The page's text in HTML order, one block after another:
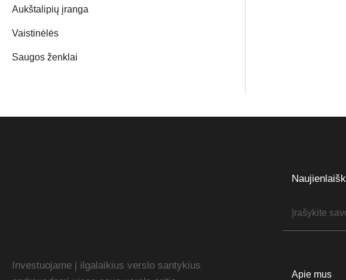
Aukštalipių įranga
Vaistinėlės
Saugos ženklai
Investuojame į ilgalaikius verslo santykius
Apie mus